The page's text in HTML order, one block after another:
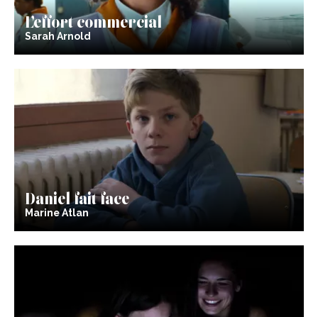
L’effort commercial
Sarah Arnold
Daniel fait face
Marine Atlan